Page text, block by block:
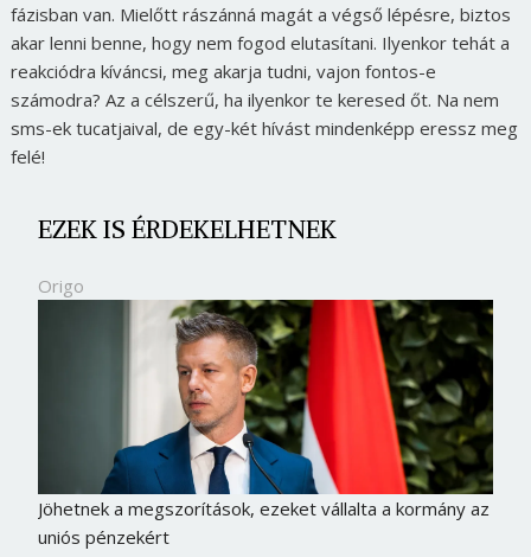
fázisban van. Mielőtt rászánná magát a végső lépésre, biztos
akar lenni benne, hogy nem fogod elutasítani. Ilyenkor tehát a
reakciódra kíváncsi, meg akarja tudni, vajon fontos-e
számodra? Az a célszerű, ha ilyenkor te keresed őt. Na nem
sms-ek tucatjaival, de egy-két hívást mindenképp eressz meg
felé!
EZEK IS ÉRDEKELHETNEK
Origo
Jöhetnek a megszorítások, ezeket vállalta a kormány az
uniós pénzekért